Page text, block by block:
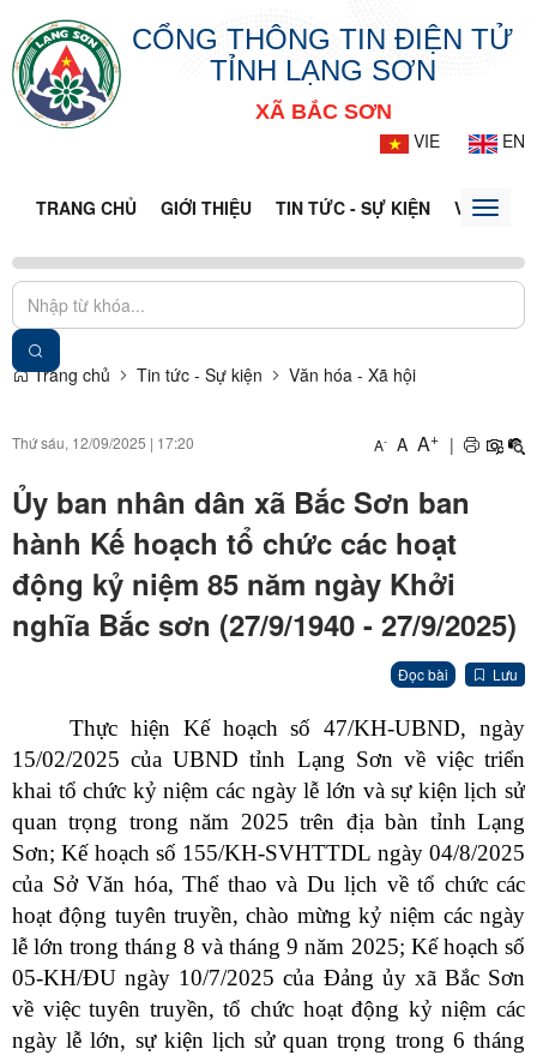
CỔNG THÔNG TIN ĐIỆN TỬ
TỈNH LẠNG SƠN
XÃ BẮC SƠN
VIE
EN
TRANG CHỦ GIỚI THIỆU TIN TỨC - SỰ KIỆN VĂN BẢN
Toggle
Trang chủ Tin tức - Sự kiện Văn hóa - Xã hội
Thứ sáu, 12/09/2025 | 17:20 A- A A+ |
Ủy ban nhân dân xã Bắc Sơn ban
hành Kế hoạch tổ chức các hoạt
động kỷ niệm 85 năm ngày Khởi
nghĩa Bắc sơn (27/9/1940 - 27/9/2025)
Đọc bài Lưu
Thực hiện Kế hoạch số 47/KH-UBND, ngày
15/02/2025 của UBND tỉnh Lạng Sơn về việc triển
khai tổ chức kỷ niệm các ngày lễ lớn và sự kiện lịch sử
quan trọng trong năm 2025 trên địa bàn tỉnh Lạng
Sơn; Kế hoạch số 155/KH-SVHTTDL ngày 04/8/2025
của Sở Văn hóa, Thể thao và Du lịch về tổ chức các
hoạt động tuyên truyền, chào mừng kỷ niệm các ngày
lễ lớn trong tháng 8 và tháng 9 năm 2025; Kế hoạch số
05-KH/ĐU ngày 10/7/2025 của Đảng ủy xã Bắc Sơn
về việctuyên truyền, tổ chức hoạt động kỷ niệm các
ngày lễ lớn, sự kiện lịch sử quan trọng trong 6 tháng